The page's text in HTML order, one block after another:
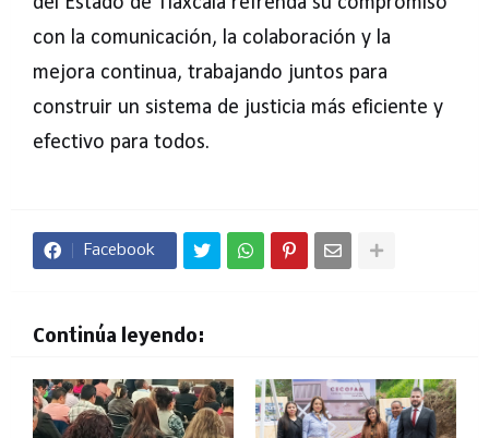
con la comunicación, la colaboración y la
mejora continua, trabajando juntos para
construir un sistema de justicia más eficiente y
efectivo para todos.
Facebook
Continúa leyendo: